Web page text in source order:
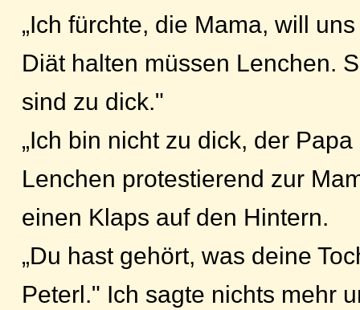
„Ich fürchte, die Mama, will
Diät halten müssen Lenchen.
sind zu dick."
„Ich bin nicht zu dick, der
Lenchen protestierend zur
einen Klaps auf den Hintern.
„Du hast gehört, was deine
Peterl." Ich sagte nichts mehr